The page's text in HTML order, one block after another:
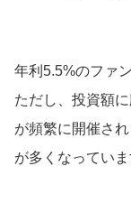
年利5.5%のファ
ただし、投資額
が頻繁に開催さ
が多くなっていま